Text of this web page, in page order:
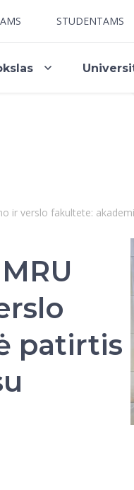
STUDENTAMS
ir verslo fakultete:
patirtis